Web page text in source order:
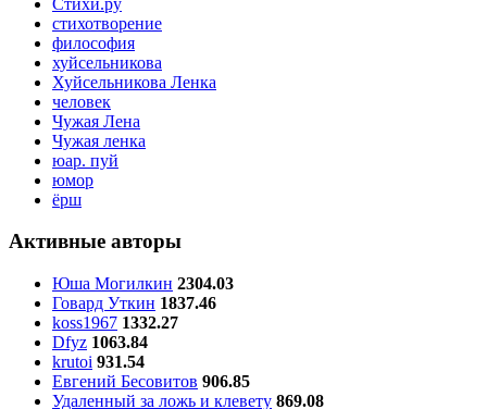
стихотворение
философия
хуйсельникова
Хуйсельникова Ленка
человек
Чужая Лена
Чужая ленка
юар. пуй
юмор
ёрш
Активные авторы
Юша Могилкин 2304.03
Говард Уткин 1837.46
koss1967 1332.27
Dfyz 1063.84
krutoi 931.54
Евгений Бесовитов 906.85
Удаленный за ложь и клевету 869.08